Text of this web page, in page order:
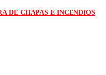
DE CHAPAS E INCENDIOS